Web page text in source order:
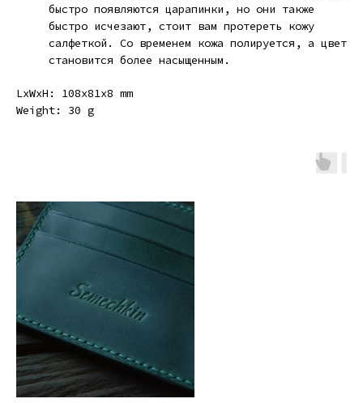
быстро появляются царапинки, но они также
быстро исчезают, стоит вам протереть кожу
салфеткой. Со временем кожа полируется, а цвет
становится более насыщенным.
LxWxH: 108x81x8 mm
Weight: 30 g